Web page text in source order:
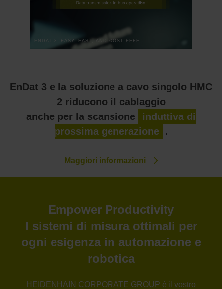
ENDAT 3: EASY, FAST, AND COST-EFFECTIVE IN BUS OPERATION
EnDat 3 e la soluzione a cavo singolo HMC
2 riducono il cablaggio
anche per la scansione
induttiva di
prossima generazione
.
Maggiori informazioni
Empower Productivity
I sistemi di misura ottimali per
ogni esigenza in automazione e
robotica
HEIDENHAIN CORPORATE GROUP è il vostro